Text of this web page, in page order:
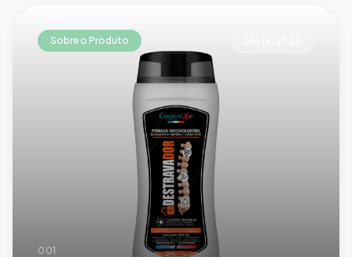
Sobre o Produto
001